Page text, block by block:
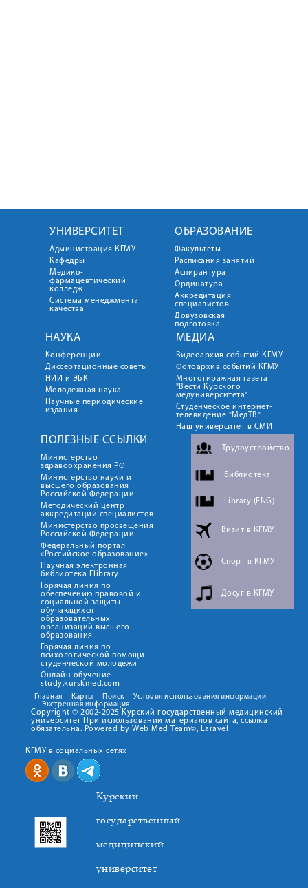
УНИВЕРСИТЕТ
Администрация КГМУ
Кафедры
Медико-
фармацевтический
колледж
Система менеджмента
качества
ОБРАЗОВАНИЕ
Факультеты
Расписания занятий
Аспирантура
Ординатура
Аккредитация
специалистов
Довузовская
подготовка
НАУКА
Конференции
Диссертационные советы
НИИ и ЭБК
Молодежная наука
Научные периодические
издания
МЕДИА
Видеоархив событий КГМУ
Фотоархив событий КГМУ
Многотиражная газета
"Вести Курского
медуниверситета"
Студенческое интернет-
телевидение "МедТВ"
Наш университет в СМИ
ПОЛЕЗНЫЕ ССЫЛКИ
Министерство
здравоохранения РФ
Министерство науки и
высшего образования
Российской Федерации
Методический центр
аккредитации специалистов
Министерство просвещения
Российской Федерации
Федеральный портал
«Российское образование»
Научная электронная
библиотека Elibrary
Горячая линия по
обеспечению правовой и
социальной защиты
обучающихся
образовательных
организаций высшего
образования
Горячая линия по
психологической помощи
студенческой молодежи
Онлайн обучение
study.kurskmed.com
Трудоустройство
Библиотека
Library (ENG)
Визит в КГМУ
Спорт в КГМУ
Досуг в КГМУ
Главная Карты Поиск
Условия использования информации
Экстренная информация
Copyright © 2002-2025 Курский государственный медицинский
университет При использовании материалов сайта, ссылка
обязательна. Powered by Web Med Team©, Laravel
КГМУ в социальных сетях
Курский
государственный
медицинский
университет